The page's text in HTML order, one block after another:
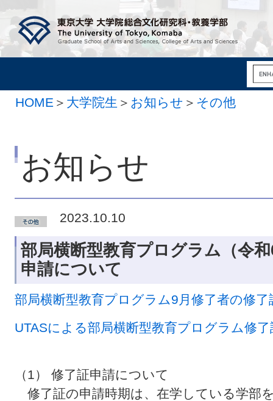
HOME ＞ 大学院生 ＞ お知らせ ＞ その他
お知らせ
2023.10.10
部局横断型教育プログラム（令
申請について
部局横断型教育プログラム9月修了者の修
UTASによる部局横断型教育プログラム修
（1） 修了証申請について
修了証の申請時期は、在学している学部